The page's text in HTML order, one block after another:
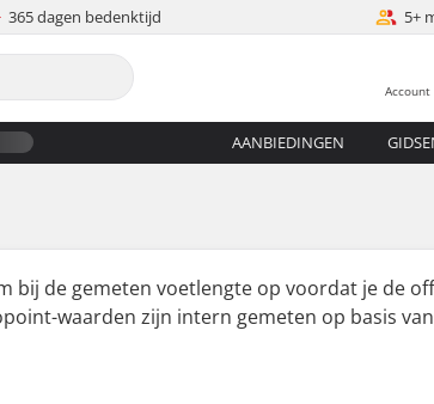
365 dagen bedenktijd 5+
Account
AANBIEDINGEN
bij de gemeten voetlengte op voordat je de
waarden zijn intern gemeten op basis